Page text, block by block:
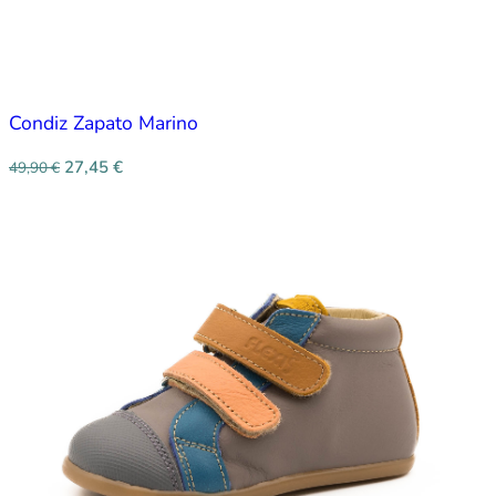
Condiz Zapato Marino
49,90€ 27,45 €